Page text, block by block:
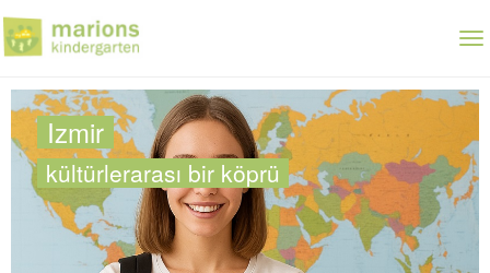
to
main
Izmir
kültürlerarası bir köprü